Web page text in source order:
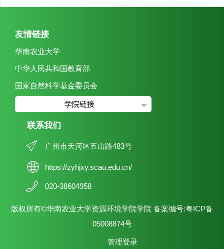
友情链接
华南农业大学
中华人民共和国教育部
国家自然科学基金委员会
学院链接
联系我们
广州市天河区五山路483号
https://zyhjxy.scau.edu.cn/
020-38604958
版权所有©华南农业大学资源环境学院学院 备案编号:粤ICP备
05008874号
管理登录